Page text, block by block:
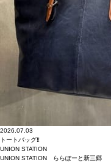
2026.07.03
トートバッグ‼︎
UNION STATION
UNION STATION ららぽーと新三郷